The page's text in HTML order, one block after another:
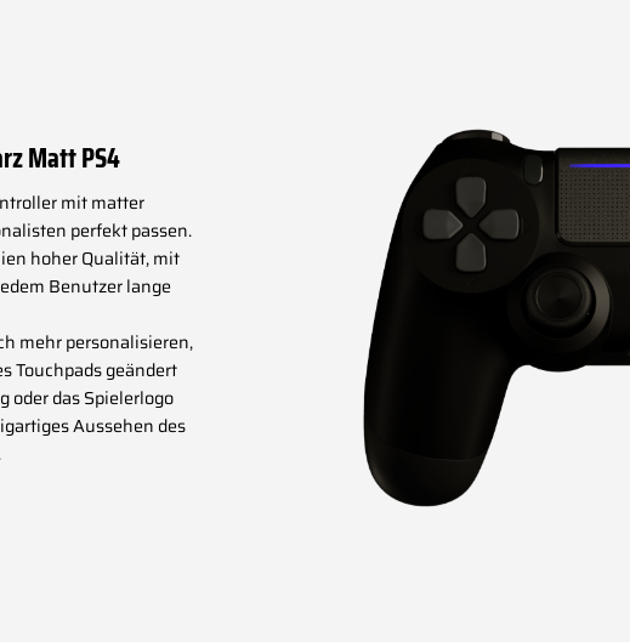
Matt PS4
mit matter
perfekt passen.
hoher Qualität, mit
Benutzer lange
mehr personalisieren,
Touchpads geändert
oder das Spielerlogo
Aussehen des